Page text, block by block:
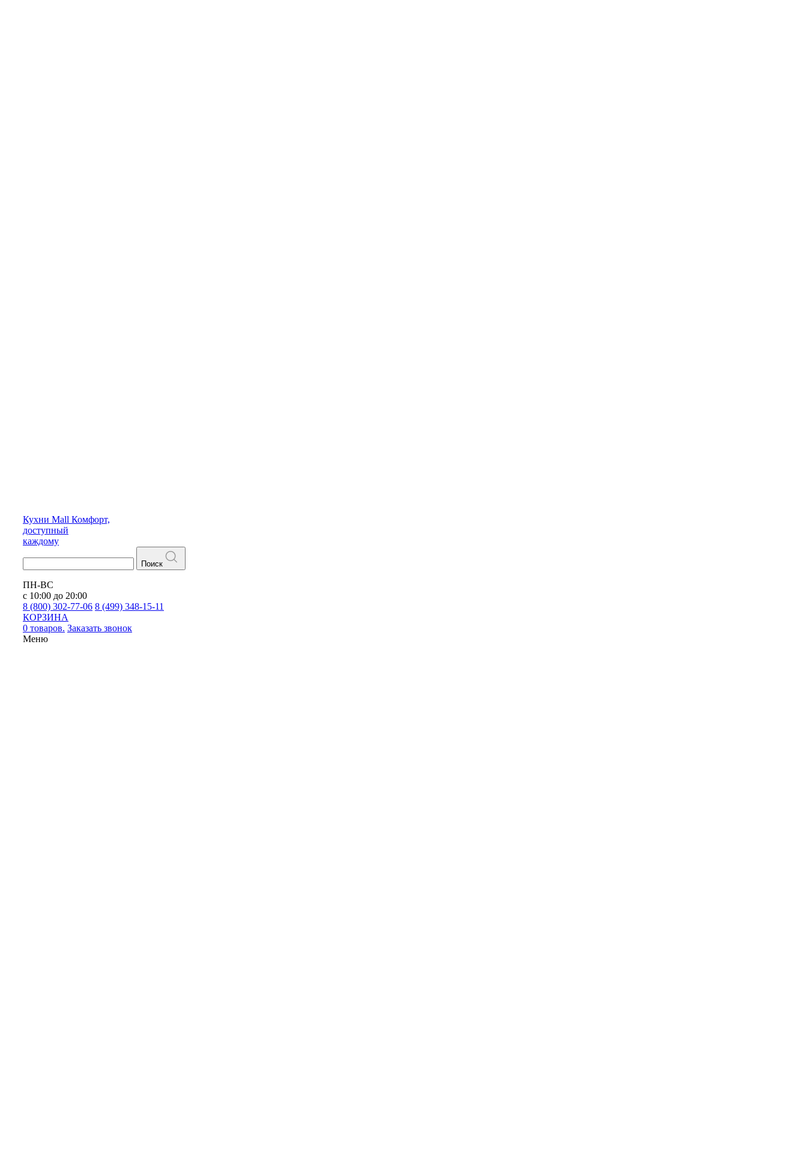
Кухни Mall Комфорт,
доступный
каждому
Поиск
ПН-ВС
с 10:00 до 20:00
8 (800) 302-77-06 8 (499) 348-15-11
КОРЗИНА
0 товаров. Заказать звонок
Меню